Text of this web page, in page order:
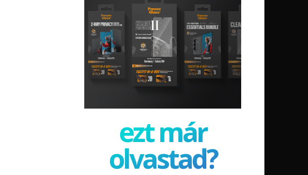
ezt már
olvastad?